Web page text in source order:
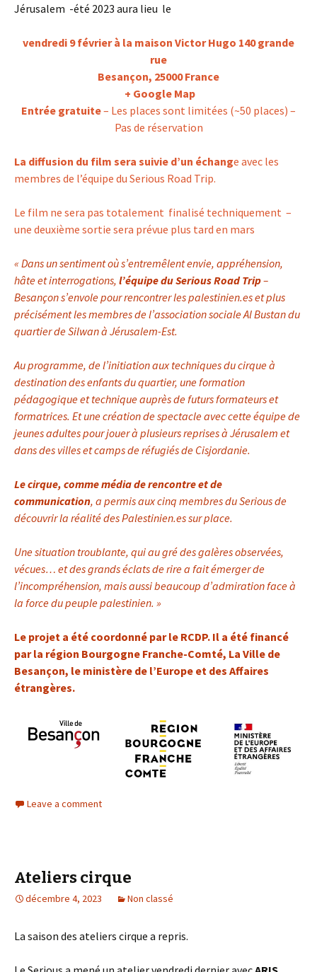
Jérusalem -été 2023 aura lieu le
vendredi 9 févrierà la maison Victor Hugo 140 grande
rue
Besançon, 25000 France
+ Google Map
Entrée gratuite– Les places sont limitées (~50 places) –
Pas de réservation
La diffusion du film sera suivie d’un échange avec les
membres de l’équipe du Serious Road Trip.
Le film ne sera pas totalement finalisé techniquement –
une deuxième sortie sera prévue plus tard en mars
« Dans un sentiment où s’entremêlent envie, appréhension,
hâte et interrogations, l’équipe du Serious Road Trip–
Besançon s’envole pour rencontrer les palestinien.es et plus
précisément les membres de l’association sociale Al Bustan du
quartier de Silwan à Jérusalem-Est.
Au programme, de l’initiation aux techniques du cirque à
destination des enfants du quartier, une formation
pédagogique et technique auprès de futurs formateurs et
formatrices. Et une création de spectacle avec cette équipe de
jeunes adultes pour jouer à plusieurs reprises à Jérusalem et
dans des villes et camps de réfugiés de Cisjordanie.
Le cirque, comme média de rencontre et de
communication, a permis aux cinq membres du Serious de
découvrir la réalité des Palestinien.es sur place.
Une situation troublante, qui au gré des galères observées,
vécues… et des grands éclats de rire a fait émerger de
l’incompréhension, mais aussi beaucoup d’admiration face à
la force du peuple palestinien. »
Le projet a été coordonné par le RCDP. Il a été financé
par la région Bourgogne Franche-Comté, La Ville de
Besançon, le ministère de l’Europe et des Affaires
étrangères.
Leave a comment
Ateliers cirque
décembre 4, 2023 Non classé
La saison des ateliers cirque a repris.